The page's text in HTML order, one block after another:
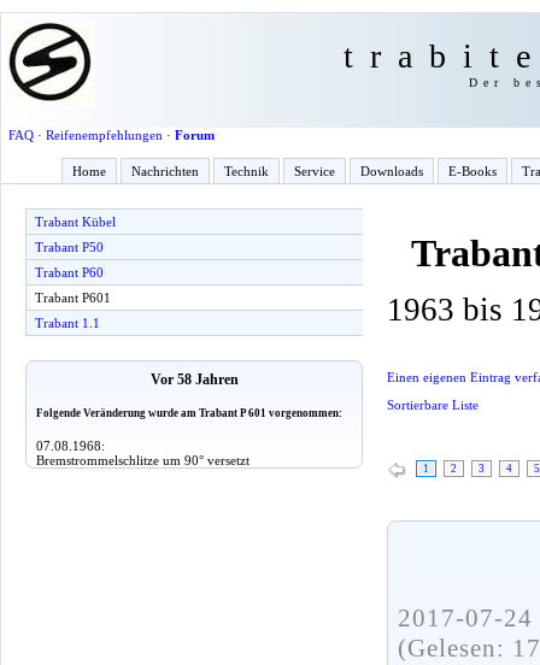
Der
FAQ· Reifenempfehlungen · Forum
Home Nachrichten Technik Service Downloads E-Books
Trabant Kübel
Trabant P50
Trabant P60
Trabant P601
Trabant 1.1
Vor 58 Jahren
Folgende Veränderung wurde am Trabant P 601 vorgenommen:
07.08.1968:
Bremstrommelschlitze um 90° versetzt
1963 bis
Einen eigenen Eintrag
Sortierbare Liste
1 2 3 4 5
2017-07-
(Gelesen: